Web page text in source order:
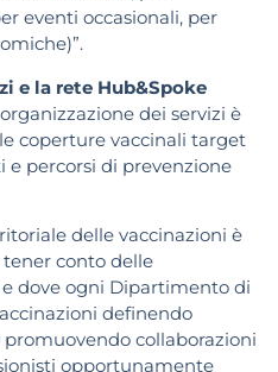
eventi occasionali, per
e la rete Hub&Spoke
dei servizi è
coperture vaccinali target
e percorsi di prevenzione
delle vaccinazioni è
conto delle
dove ogni Dipartimento di
definendo
promuovendo collaborazioni
opportunamente